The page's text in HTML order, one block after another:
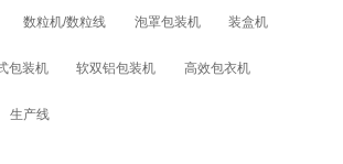
数粒机/数粒线 泡罩包装机 装盒机
包装机 软双铝包装机 高效包衣机
生产线